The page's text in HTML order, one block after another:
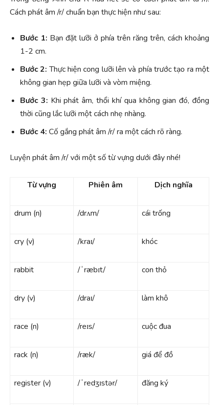
Cách phát âm /r/ chuẩn bạn thực hiện như sau:
Bước 1: Bạn đặt lưỡi ở phía trên răng trên, cách khoảng
1-2 cm.
Bước 2: Thực hiện cong lưỡi lên và phía trước tạo ra một
không gian hẹp giữa lưỡi và vòm miệng.
Bước 3: Khi phát âm, thổi khí qua không gian đó, đồng
thời cũng lắc lưỡi một cách nhẹ nhàng.
Bước 4: Cố gắng phát âm /r/ ra một cách rõ ràng.
Luyện phát âm /r/ với một số từ vựng dưới đây nhé!
Từ vựng Phiên âm Dịch nghĩa
drum (n) /drʌm/ cái trống
cry (v) /kraɪ/ khóc
rabbit /ˈræbɪt/ con thỏ
dry (v) /draɪ/ làm khô
race (n) /reɪs/ cuộc đua
rack (n) /ræk/ giá để đồ
register (v) /ˈredʒɪstər/ đăng ký